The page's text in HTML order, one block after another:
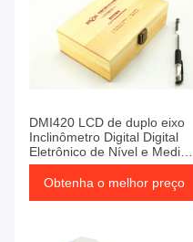
DMI420 LCD de duplo eixo
Inclinômetro Digital Digital
Eletrônico de Nível e Medidor
de Ângulo
Obtenha o melhor preço